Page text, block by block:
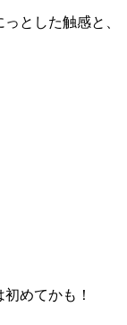
とした触感と、
めてかも！